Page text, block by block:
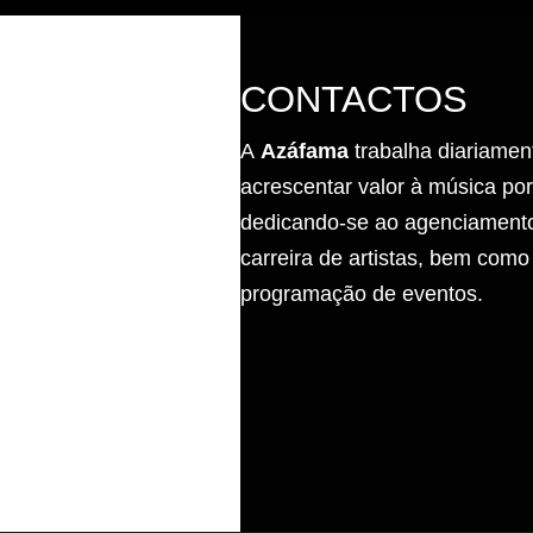
CONTACTOS
A Azáfamatrabalha
acrescentar valor à música
dedicando-se ao
carreira de artistas, bem
programação de eventos.